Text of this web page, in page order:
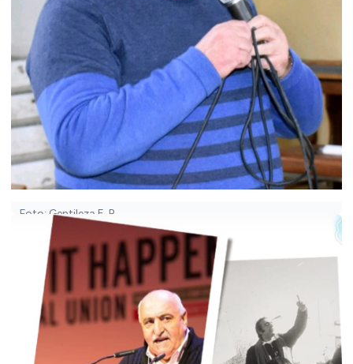
Foto: Gentileza E. B.